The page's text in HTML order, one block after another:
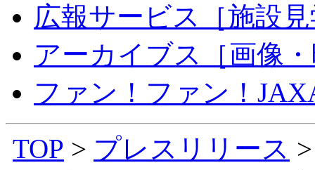
広報サービス［施設
アーカイブス［画像
ファン！ファン！
TOP > プレスリリース